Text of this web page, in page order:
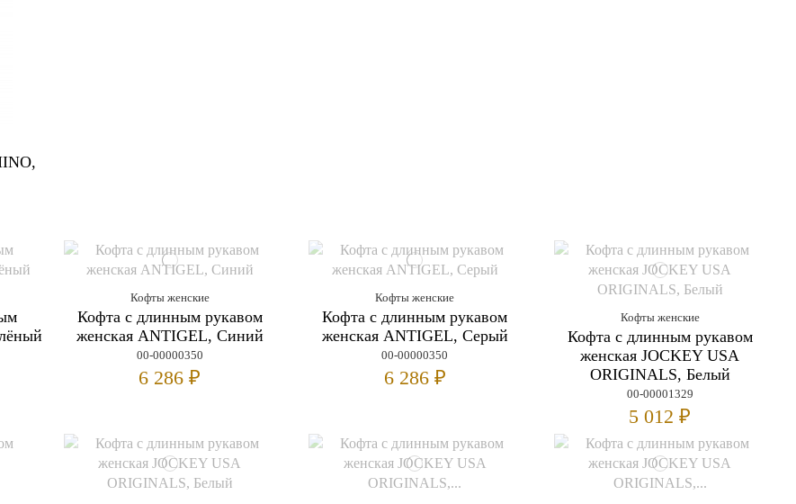
Кофты женские
Кофта с длинным рукавом
женская ANTIGEL, Синий
00-00000350
6 286 ₽
Кофты женские
Кофта с длинным рукавом
женская ANTIGEL, Серый
00-00000350
6 286 ₽
Кофты женские
Кофта с длинным рукавом
женская JOCKEY USA
ORIGINALS, Белый
00-00001329
5 012 ₽